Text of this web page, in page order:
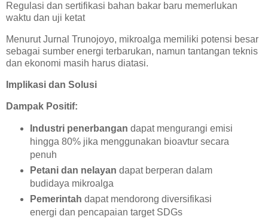
Regulasi dan sertifikasi bahan bakar baru memerlukan
waktu dan uji ketat
Menurut Jurnal Trunojoyo, mikroalga memiliki potensi besar
sebagai sumber energi terbarukan, namun tantangan teknis
dan ekonomi masih harus diatasi.
Implikasi dan Solusi
Dampak Positif:
Industri penerbangan dapat mengurangi emisi
hingga 80% jika menggunakan bioavtur secara
penuh
Petani dan nelayan dapat berperan dalam
budidaya mikroalga
Pemerintah dapat mendorong diversifikasi
energi dan pencapaian target SDGs